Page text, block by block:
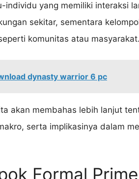
individu yang memiliki interaksi
sekitar, sementara
komunitas atau masyarakat.
dynasty warrior 6 pc
akan membahas lebih lanjut
serta implikasinya dalam
Formal